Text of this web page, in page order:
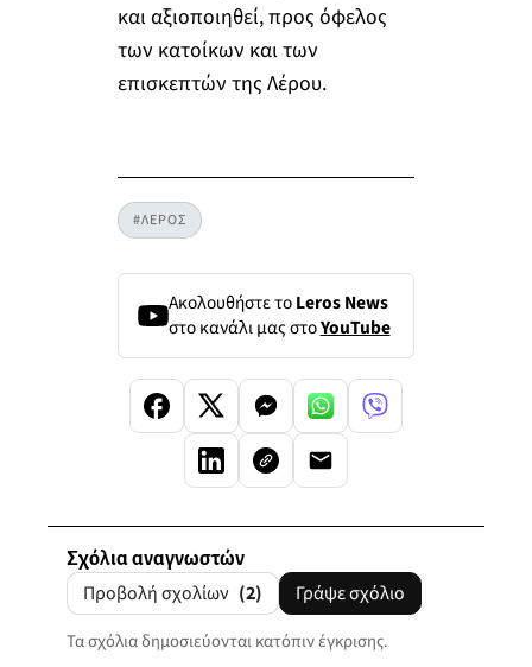
και αξιοποιηθεί, προς όφελος
των κατοίκων και των
επισκεπτών της Λέρου.
#ΛΕΡΟΣ
Ακολουθήστε τοLeros News
στο κανάλι μας στοYouTube
Σχόλια αναγνωστών
Προβολή σχολίων (2) Γράψε σχόλιο
Τα σχόλια δημοσιεύονται κατόπιν έγκρισης.